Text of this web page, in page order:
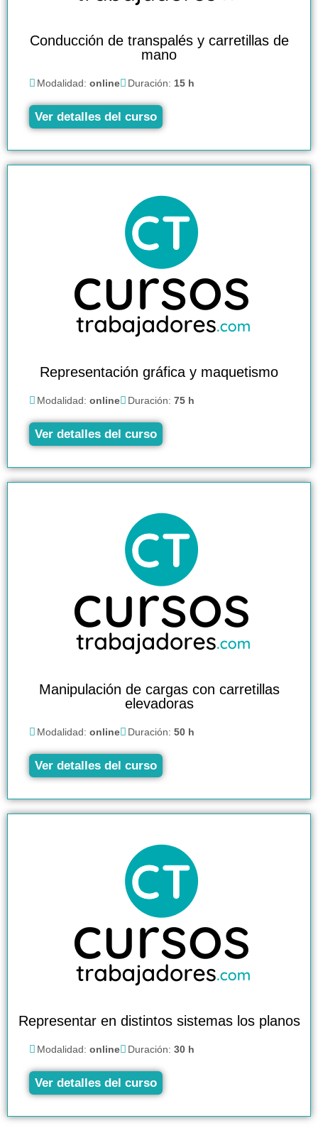
Conducción de transpalés y carretillas de
mano
Modalidad: online Duración: 15 h
Ver detalles del curso
Representación gráfica y maquetismo
Modalidad: online Duración: 75 h
Ver detalles del curso
Manipulación de cargas con carretillas
elevadoras
Modalidad: online Duración: 50 h
Ver detalles del curso
Representar en distintos sistemas los planos
Modalidad: online Duración: 30 h
Ver detalles del curso